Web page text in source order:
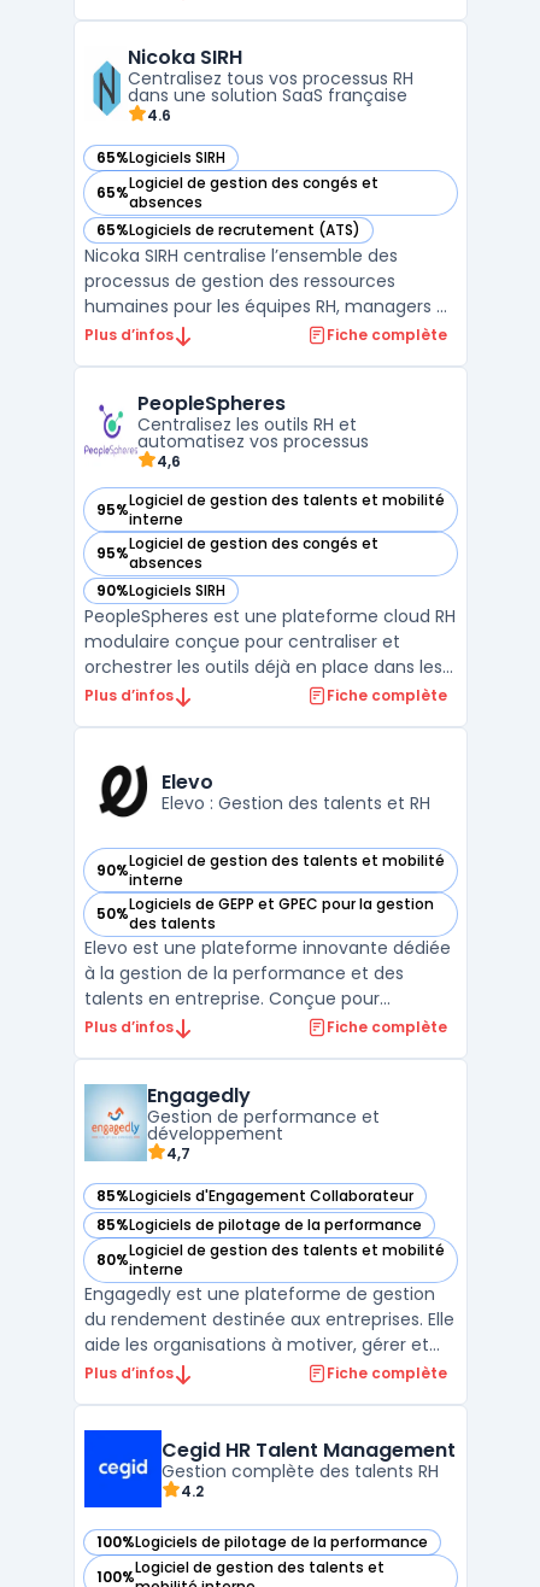
congés et absences, de gestion des
performances, de gestion des can ...
Nicoka SIRH
Centralisez tous vos processus RH
dans une solution SaaS française
4.6
65%Logiciels SIRH
— voir Nicoka SIRH dans cette catégorie
65%Logiciel de gestion des congés et
absences
— voir Nicoka SIRH dans cette catégorie
65%Logiciels de recrutement (ATS)
— voir Nicoka SIRH dans cette catégorie
Nicoka SIRH centralise l’ensemble des
processus de gestion des ressources
humaines pour les équipes RH, managers et
collaborateurs. Le logiciel traite la
contextes où la sécurisation des accès, la
conformité française et la ...
Plus d’infos Fiche complète
PeopleSpheres
Centralisez les outils RH et
automatisez vos processus
4,6
95%Logiciel de gestion des talents et mobilité
interne
— voir PeopleSpheres dans cette catégorie
95%Logiciel de gestion des congés et
absences
— voir PeopleSpheres dans cette catégorie
90%Logiciels SIRH
— voir PeopleSpheres dans cette catégorie
PeopleSpheres est une plateforme cloud RH
modulaire conçue pour centraliser et
orchestrer les outils déjà en place dans les
entreprises, sans imposer le remplacement
gestion de la diversité des solutions intern ...
Plus d’infos Fiche complète
Elevo
Elevo : Gestion des talents et RH
90%Logiciel de gestion des talents et mobilité
interne
— voir Elevo dans cette catégorie
50%Logiciels de GEPP et GPEC pour la gestion
des talents
— voir Elevo dans cette catégorie
Elevo est une plateforme innovante dédiée
à la gestion de la performance et des
talents en entreprise. Conçue pour
transformer les pratiques RH, Elevo intègre
professionnels, le Feedback 360°, la gestion
des objectifs, les so ...
Plus d’infos Fiche complète
Engagedly
Gestion de performance et
développement
4,7
85%Logiciels d'Engagement Collaborateur
— voir Engagedly dans cette catégorie
85%Logiciels de pilotage de la performance
— voir Engagedly dans cette catégorie
80%Logiciel de gestion des talents et mobilité
interne
— voir Engagedly dans cette catégorie
Engagedly est une plateforme de gestion
du rendement destinée aux entreprises. Elle
aide les organisations à motiver, gérer et
développer leur personnel grâce à un
que l'entesure de la rétroaction en temps
réel, l ...
Plus d’infos Fiche complète
Cegid HR Talent Management
Gestion complète des talents RH
4.2
100%Logiciels de pilotage de la performance
— voir Cegid HR Talent Management dans cette catégorie
100%Logiciel de gestion des talents et